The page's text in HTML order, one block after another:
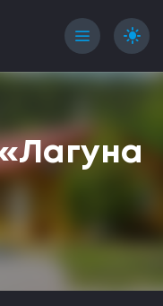
menu light_mode